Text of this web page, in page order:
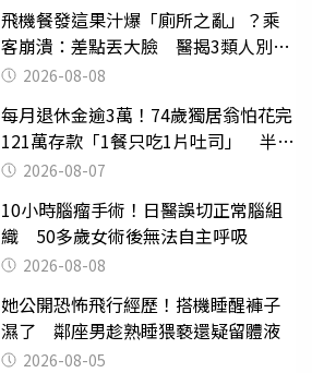
飛機餐發這果汁爆「廁所之亂」？乘
客崩潰：差點丟大臉 醫揭3類人別亂
喝 2026-08-08
每月退休金逾3萬！74歲獨居翁怕花完
121萬存款「1餐只吃1片吐司」 半年
後暴瘦嚇壞女兒
2026-08-07
10小時腦瘤手術！日醫誤切正常腦組
織 50多歲女術後無法自主呼吸
2026-08-08
她公開恐怖飛行經歷！搭機睡醒褲子
濕了 鄰座男趁熟睡猥褻還疑留體液
2026-08-05